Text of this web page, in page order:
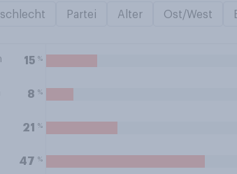
Partei Alter Ost/West
15 %
8 %
21 %
47 %